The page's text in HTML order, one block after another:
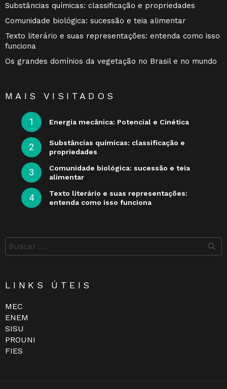
Substâncias químicas: classificação e propriedades
Comunidade biológica: sucessão e teia alimentar
Texto literário e suas representações: entenda como isso
funciona
Os grandes domínios da vegetação no Brasil e no mundo
MAIS VISITADOS
Energia mecânica: Potencial e Cinética
Substâncias químicas: classificação e
propriedades
Comunidade biológica: sucessão e teia
alimentar
Texto literário e suas representações:
entenda como isso funciona
Buscar
por:
LINKS ÚTEIS
MEC
ENEM
SISU
PROUNI
FIES